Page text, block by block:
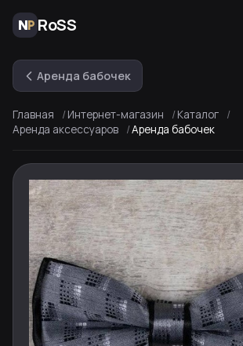
RoSS
Аренда бабочек
Главная Интернет-магазин
Каталог
Аренда аксессуаров
Аренда бабочек